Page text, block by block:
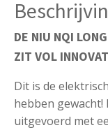
DE NIU NQI
ZIT VOL
Dit is de
hebben
uitgevoerd met